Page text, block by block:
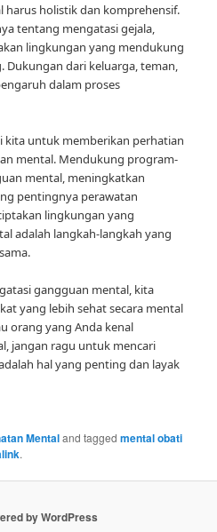
harus holistik dan komprehensif.
tentang mengatasi gejala,
lingkungan yang mendukung
Dukungan dari keluarga, teman,
dalam proses
kita untuk memberikan perhatian
mental. Mendukung program-
mental, meningkatkan
pentingnya perawatan
lingkungan yang
adalah langkah-langkah yang
gangguan mental, kita
yang lebih sehat secara mental
orang yang Anda kenal
jangan ragu untuk mencari
hal yang penting dan layak
Mentaland taggedmental obati
.
by WordPress